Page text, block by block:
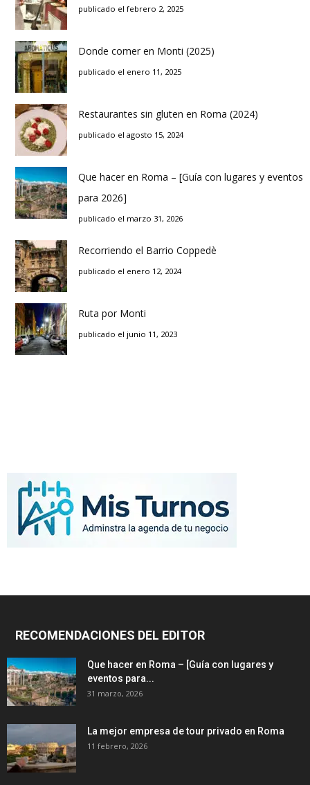
publicado el febrero 2, 2025
Donde comer en Monti (2025)
publicado el enero 11, 2025
Restaurantes sin gluten en Roma (2024)
publicado el agosto 15, 2024
Que hacer en Roma – [Guía con lugares y eventos
para 2026]
publicado el marzo 31, 2026
Recorriendo el Barrio Coppedè
publicado el enero 12, 2024
Ruta por Monti
publicado el junio 11, 2023
RECOMENDACIONES DEL EDITOR
Que hacer en Roma – [Guía con lugares y
eventos para...
31 marzo, 2026
La mejor empresa de tour privado en Roma
11 febrero, 2026